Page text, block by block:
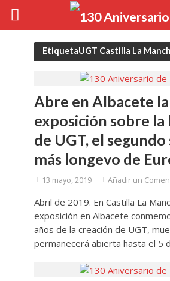
EtiquetaUGT Castilla La
Abre en Albacete la
exposición sobre la
de UGT, el
más longevo de
13 mayo, 2019 Añadir un
Abril de 2019. En Castilla La
exposición en Albacete
años de la creación de UGT,
permanecerá abierta hasta el 5